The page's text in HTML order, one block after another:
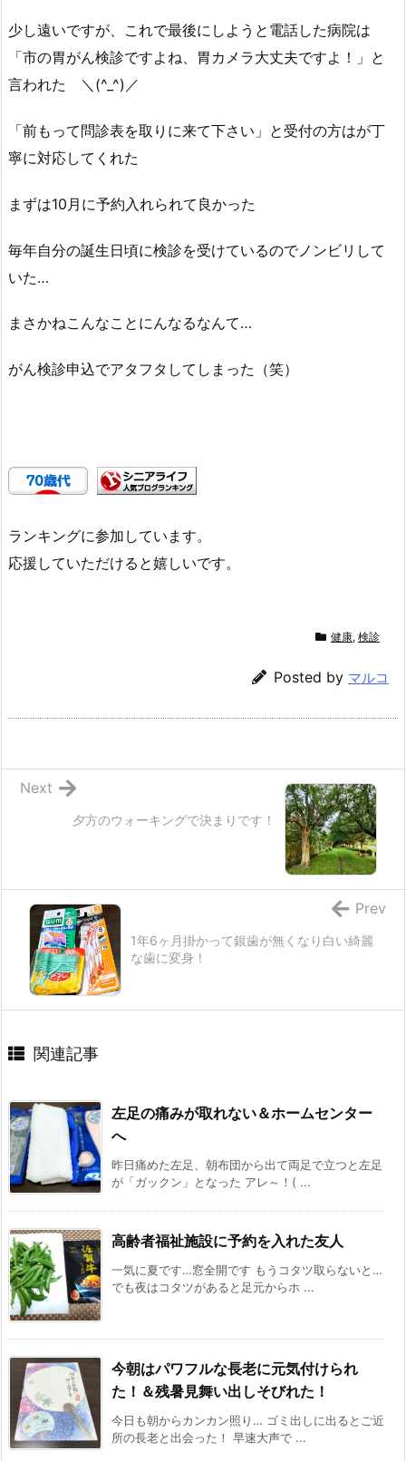
少し遠いですが、これで最後にしようと電話した病院は
「市の胃がん検診ですよね、胃カメラ大丈夫ですよ！」と
言われた ＼(^_^)／
「前もって問診表を取りに来て下さい」と受付の方はが丁
寧に対応してくれた
まずは10月に予約入れられて良かった
毎年自分の誕生日頃に検診を受けているのでノンビリして
いた…
まさかねこんなことにんなるなんて…
がん検診申込でアタフタしてしまった（笑）
ランキングに参加しています。
応援していただけると嬉しいです。
健康, 検診
Posted by マルコ
夕方のウォーキングで決まりです！
Next
1年6ヶ月掛かって銀歯が無くなり白い綺麗
な歯に変身！
Prev
関連記事
左足の痛みが取れない＆ホームセンター
へ
昨日痛めた左足、朝布団から出て両足で立つと左足
が「ガックン」となった アレ～！( ...
高齢者福祉施設に予約を入れた友人
一気に夏です…窓全開です もうコタツ取らないと…
でも夜はコタツがあると足元からホ ...
今朝はパワフルな長老に元気付けられ
た！＆残暑見舞い出しそびれた！
今日も朝からカンカン照り… ゴミ出しに出るとご近
所の長老と出会った！ 早速大声で ...